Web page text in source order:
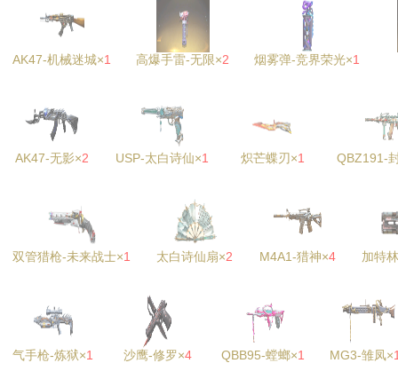
AK47-机械迷城×1 高爆手雷-无限×2 烟雾弹-竞界荣光×1
AK47-无影×2 USP-太白诗仙×1 炽芒蝶刃×1 QBZ191-
双管猎枪-未来战士×1 太白诗仙扇×2 M4A1-猎神×4 加特
气手枪-炼狱×1 沙鹰-修罗×4 QBB95-螳螂×1 MG3-雏凤×